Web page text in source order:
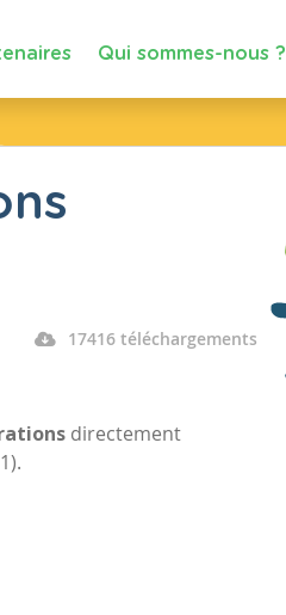
Qui sommes-nous ?
17416 téléchargements
directement